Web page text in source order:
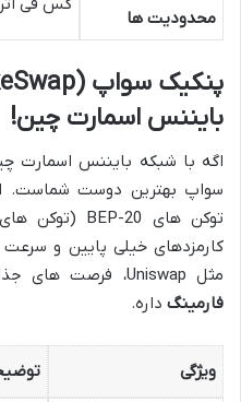
محدودیت ها
گس فی
بایننس اسمارت چین!
سواپ بهترین دوست شماست.
کارمزدهای خیلی پایین و
مثل Uniswap، فرصت های جذابی برای تامین نقدینگی و
فارمینگ داره.
ویژگی